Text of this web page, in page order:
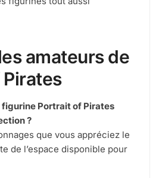
amateurs de
Portrait of Pirates
?
que vous appréciez le
de l’espace disponible pour